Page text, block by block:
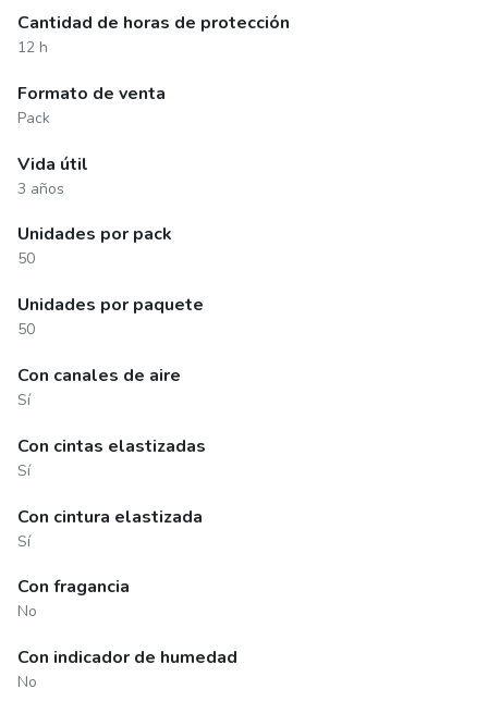
Cantidad de horas de protección
12 h
Formato de venta
Pack
Vida útil
3 años
Unidades por pack
50
Unidades por paquete
50
Con canales de aire
Sí
Con cintas elastizadas
Sí
Con cintura elastizada
Sí
Con fragancia
No
Con indicador de humedad
No